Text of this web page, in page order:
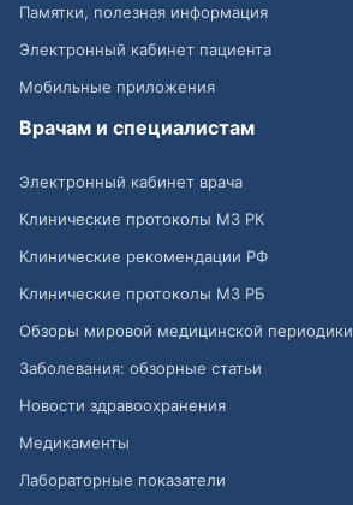
Памятки, полезная информация
Электронный кабинет пациента
Мобильные приложения
Врачам и специалистам
Электронный кабинет врача
Клинические протоколы МЗ РК
Клинические рекомендации РФ
Клинические протоколы МЗ РБ
Обзоры мировой медицинской периодики
Заболевания: обзорные статьи
Новости здравоохранения
Медикаменты
Лабораторные показатели